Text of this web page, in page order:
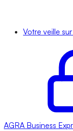
Votre veille
AGRA Business